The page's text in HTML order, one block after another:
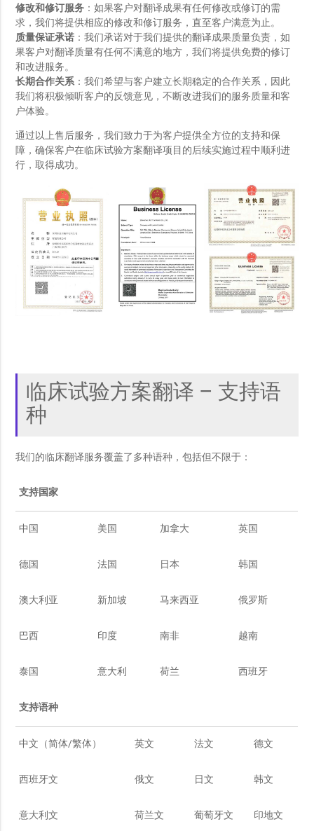
修改和修订服务 ：如果客户对翻译成果有任何修改或修订的需
求，我们将提供相应的修改和修订服务，直至客户满意为止。
质量保证承诺 ：我们承诺对于我们提供的翻译成果质量负责，如
果客户对翻译质量有任何不满意的地方，我们将提供免费的修订
和改进服务。
长期合作关系：我们希望与客户建立长期稳定的合作关系，因此
我们将积极倾听客户的反馈意见，不断改进我们的服务质量和客
户体验。
通过以上售后服务，我们致力于为客户提供全方位的支持和保
障，确保客户在临床试验方案翻译项目的后续实施过程中顺利进
行，取得成功。
临床试验方案翻译 – 支持语
种
我们的临床翻译服务覆盖了多种语种，包括但不限于：
支持国家
中国 美国 加拿大 英国
德国 法国 日本 韩国
澳大利亚 新加坡 马来西亚 俄罗斯
巴西 印度 南非 越南
泰国 意大利 荷兰 西班牙
支持语种
中文（简体/繁体） 英文 法文 德文
西班牙文 俄文 日文 韩文
意大利文 荷兰文 葡萄牙文 印地文